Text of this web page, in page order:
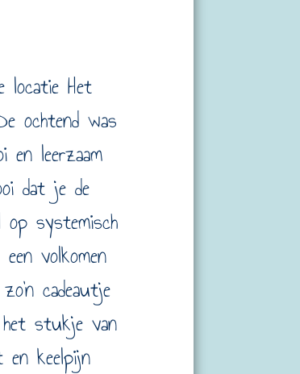
locatie Het
ochtend was
en leerzaam
dat je de
systemisch
volkomen
cadeautje
het stukje van
en keelpijn